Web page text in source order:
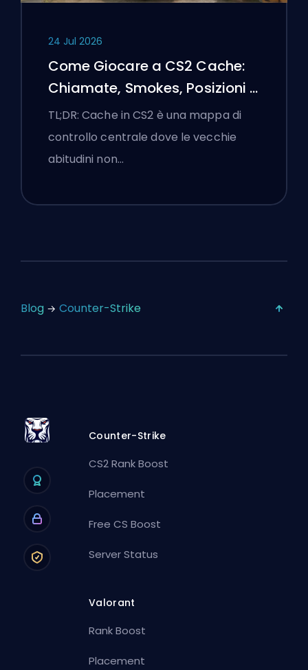
24 Jul 2026
Come Giocare a CS2 Cache:
Chiamate, Smokes, Posizioni e
Suggerimenti Premier
TL;DR: Cache in CS2 è una mappa di
controllo centrale dove le vecchie
abitudini non…
Blog Counter-Strike
Counter-Strike
CS2 Rank Boost
Placement
Free CS Boost
Server Status
Valorant
Rank Boost
Placement